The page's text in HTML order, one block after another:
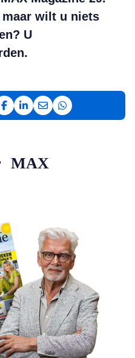
maar wilt u niets
U
Deel op Facebook
Deel op LinkedIn
Deel via e-mail
Deel via
MAX